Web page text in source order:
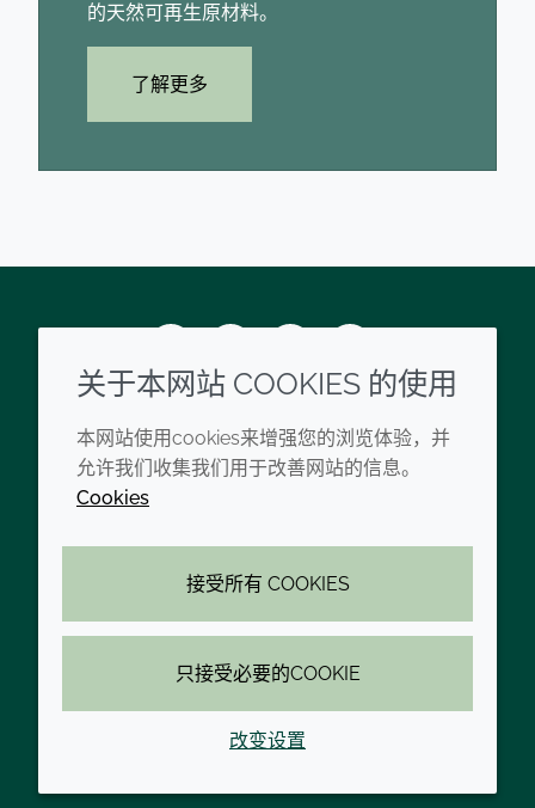
的天然可再生原材料。
了解更多
禾大现代奴隶制声明
禾大集团公司准则
条款和条件
Cookie政策
© 2026 Croda International Plc
沪ICP备2020025271号-1
关于本网站 COOKIES 的使用
本网站使用cookies来增强您的浏览体验，并
允许我们收集我们用于改善网站的信息。
Cookies
接受所有 COOKIES
只接受必要的COOKIE
改变设置